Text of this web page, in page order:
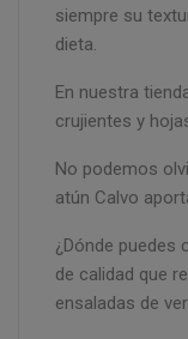
siempre su
dieta.
En nuestra
crujientes y
No podemos
atún Calvo
¿Dónde puedes
de calidad que
ensaladas de